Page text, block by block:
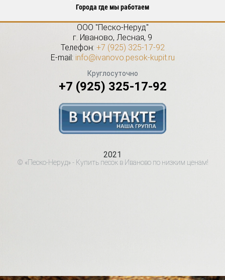
Города где мы работаем
ООО "Песко-Неруд"
г. Иваново, Лесная, 9
Телефон: +7 (925) 325-17-92
E-mail: info@ivanovo.pesok-kupit.ru
Круглосуточно
+7 (925) 325-17-92
2021
© «Песко-Неруд» - Купить песок в Иваново по низким ценам!